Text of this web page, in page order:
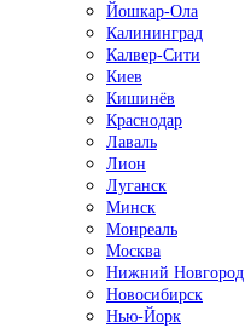
Йошкар-Ола
Калининград
Калвер-Сити
Киев
Кишинёв
Краснодар
Лаваль
Лион
Луганск
Минск
Монреаль
Москва
Нижний Новгород
Новосибирск
Нью-Йорк